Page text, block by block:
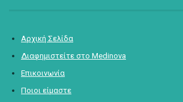
Αρχική Σελίδα
Διαφημιστείτε στο Medinova
Επικοινωνία
Ποιοι είμαστε